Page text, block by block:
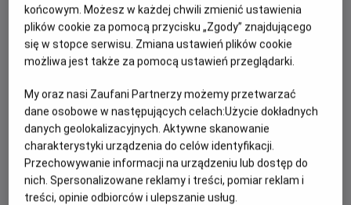
Zasiądź z bliskimi w kinie, bo czeka na Was 20. już
retransmisja letniego koncertu André Rieu z Maastricht!
Tak, tak... W lipcu 2026 roku Maestro i jego ukochana
Vrijthof, słynnym placu tego urokliwego średniowiecznego
miasteczka. Król Walca i jego goście zagrają po raz 20. dla
ściągających tu co roku z całego świata kilkudziesięciu
tysięcy miłośników dobrej muzyki. Na szczęście ten
wspaniały letni wieczór będzie retransmitowany już jesienią
do kin całego świata.
końcowym. Możesz w każdej chwili zmienić ustawienia
plików cookie za pomocą przycisku „Zgody” znajdującego
się w stopce serwisu. Zmiana ustawień plików cookie
możliwa jest także za pomocą ustawień przeglądarki.
My oraz nasi Zaufani Partnerzy możemy przetwarzać
dane osobowe w następujących celach:Użycie dokładnych
danych geolokalizacyjnych. Aktywne skanowanie
charakterystyki urządzenia do celów identyfikacji.
Przechowywanie informacji na urządzeniu lub dostęp do
nich. Spersonalizowane reklamy i treści, pomiar reklam i
treści, opinie odbiorców i ulepszanie usług.